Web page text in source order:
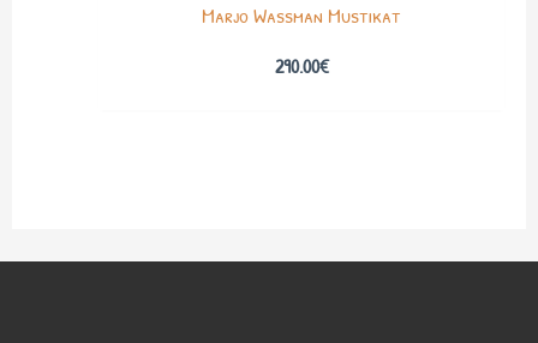
Marjo Wassman Mustikat
290.00€